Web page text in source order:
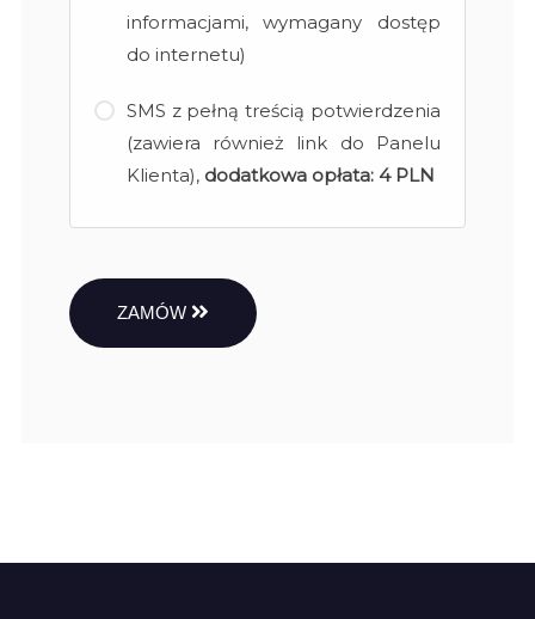
informacjami, wymagany dostęp
do internetu)
SMS z pełną treścią potwierdzenia
(zawiera również link do Panelu
Klienta), dodatkowa opłata: 4 PLN
ZAMÓW